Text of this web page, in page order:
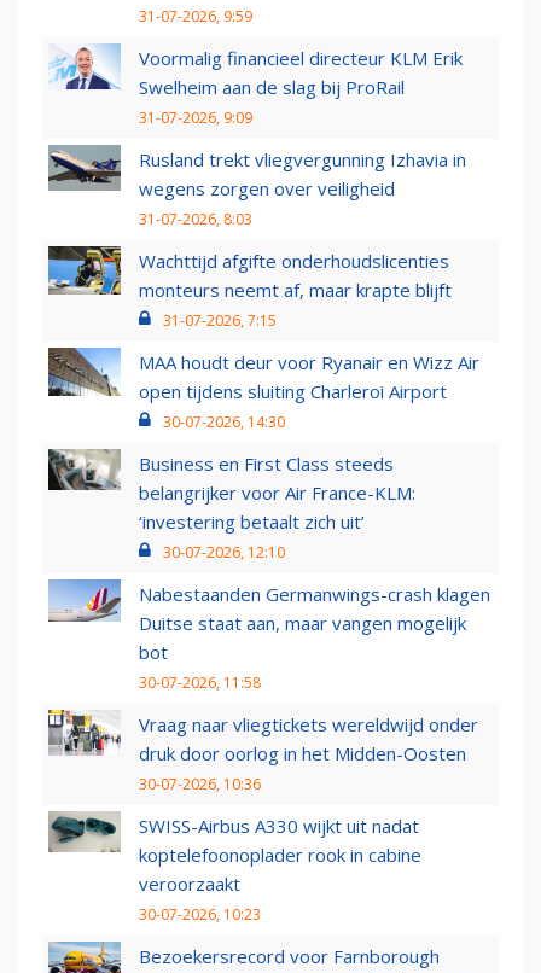
31-07-2026, 9:59
Voormalig financieel directeur KLM Erik
Swelheim aan de slag bij ProRail
31-07-2026, 9:09
Rusland trekt vliegvergunning Izhavia in
wegens zorgen over veiligheid
31-07-2026, 8:03
Wachttijd afgifte onderhoudslicenties
monteurs neemt af, maar krapte blijft
31-07-2026, 7:15
MAA houdt deur voor Ryanair en Wizz Air
open tijdens sluiting Charleroi Airport
30-07-2026, 14:30
Business en First Class steeds
belangrijker voor Air France-KLM:
‘investering betaalt zich uit’
30-07-2026, 12:10
Nabestaanden Germanwings-crash klagen
Duitse staat aan, maar vangen mogelijk
bot
30-07-2026, 11:58
Vraag naar vliegtickets wereldwijd onder
druk door oorlog in het Midden-Oosten
30-07-2026, 10:36
SWISS-Airbus A330 wijkt uit nadat
koptelefoonoplader rook in cabine
veroorzaakt
30-07-2026, 10:23
Bezoekersrecord voor Farnborough